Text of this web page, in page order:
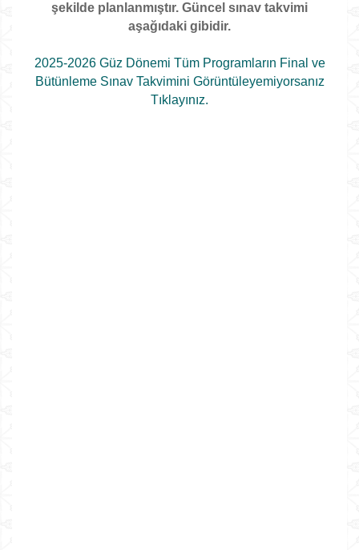
şekilde planlanmıştır. Güncel sınav takvimi
aşağıdaki gibidir.
2025-2026 Güz Dönemi Tüm Programların Final ve
Bütünleme Sınav Takvimini Görüntüleyemiyorsanız
Tıklayınız.